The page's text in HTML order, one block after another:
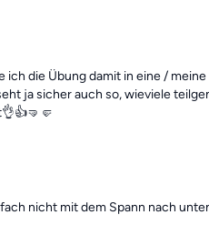
die Übung damit in eine /
ja sicher auch so, wieviele
nicht mit dem Spann nach